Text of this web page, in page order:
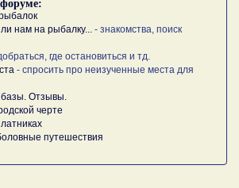
форуме:
нам на рыбалку...
- знакомства, поиск
где остановиться и тд.
- спросить про неизученные места для
Отзывы.
черте
путешествия